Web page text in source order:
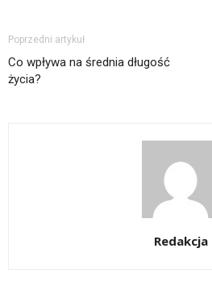
Poprzedni artykuł
Co wpływa na średnia długość
życia?
Redakcja